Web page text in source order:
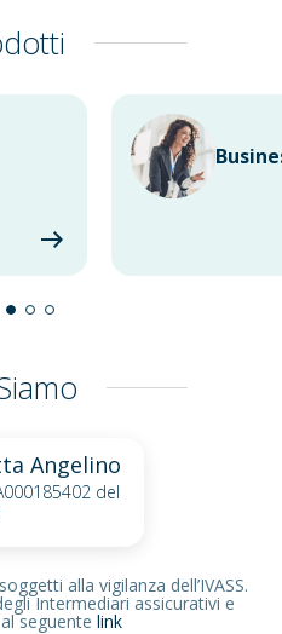
Angelino
del
alla vigilanza dell’IVASS.
Intermediari assicurativi e
seguente link